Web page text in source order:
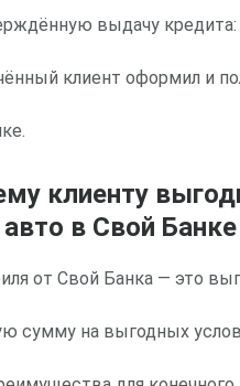
выдачу
клиент оформил и
клиенту
в Свой Банке
от Свой Банка — это
сумму на выгодных